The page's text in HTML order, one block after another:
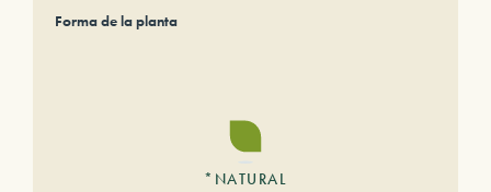
Forma de la planta
*NATURAL